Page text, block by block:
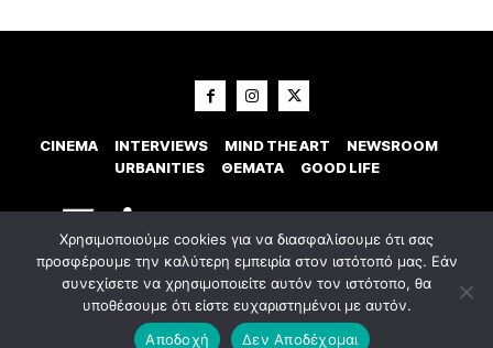
CINEMA INTERVIEWS MIND THE ART
NEWSROOM
URBANITIES
ΘΕΜΑΤΑ GOOD LIFE
© 2023 Εxostispress - All right reserved. Κατασκευή Ιστοσελίδας
digital agency
Οροι χρήσης
Χρησιμοποιούμε cookies για να διασφαλίσουμε ότι σας
προσφέρουμε την καλύτερη εμπειρία στον ιστότοπό μας. Εάν
συνεχίσετε να χρησιμοποιείτε αυτόν τον ιστότοπο, θα
υποθέσουμε ότι είστε ευχαριστημένοι με αυτόν.
Αποδοχή
Δεν Αποδέχομαι